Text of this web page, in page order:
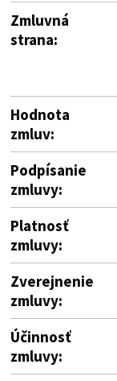
Zmluvná
strana:
Hodnota
zmluv:
Podpísanie
zmluvy:
Platnosť
zmluvy:
Zverejnenie
zmluvy:
Účinnosť
zmluvy: